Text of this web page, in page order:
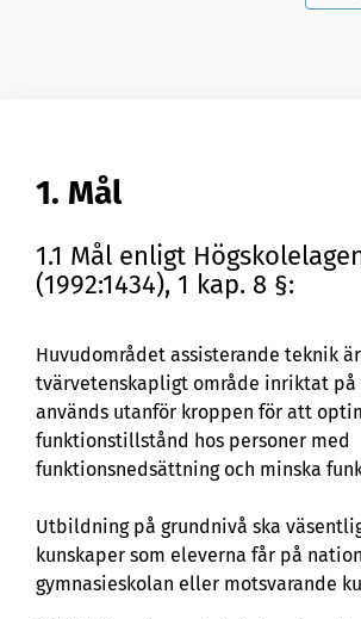
1. Mål
1.1 Mål enligt
(1992:1434), 1 kap. 8 §:
Huvudområdet assisterande teknik
tvärvetenskapligt område inriktat på
används utanför kroppen för att
funktionstillstånd hos personer med
funktionsnedsättning och minska
Utbildning på grundnivå ska
kunskaper som eleverna får på
gymnasieskolan eller motsvarande